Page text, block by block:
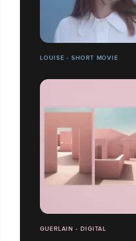
LOUISE - SHORT MOVIE
GUERLAIN - DIGITAL